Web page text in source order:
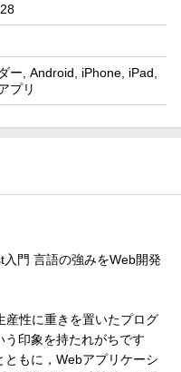
ー, Android, iPhone, iPad,
プリ
門 言語の強みをWeb開発
産性に重きを置いたプログ
印象を持たれがちです
もに，Webアプリケーシ